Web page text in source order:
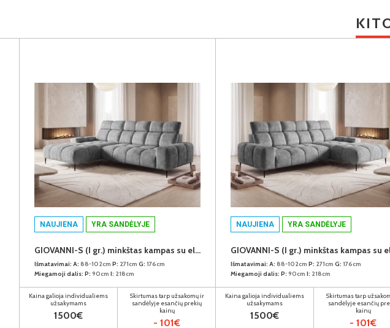
NAUJIENA YRA SANDĖLYJE
GIOVANNI-S (I gr.) minkštas kampas su elektrine funkcija (Aphrodite-21) K
Išmatavimai: A: 88-102cm P: 271cm G: 176cm
Miegamoji dalis: P: 90cm I: 218cm
Kaina galioja individualiems
užsakymams
1500€
Skirtumas tarp užsakomų ir
sandėlyje esančių prekių
kainų
- 101€
NAUJIENA YRA SANDĖLYJE
Išmatavimai: A: 88-102cm P: 271cm G: 176cm
Miegamoji dalis: P: 90cm I: 218cm
Kaina galioja individualiems
užsakymams
1500€
Skirtumas tarp
sandėlyje esančių
kainų
- 101€